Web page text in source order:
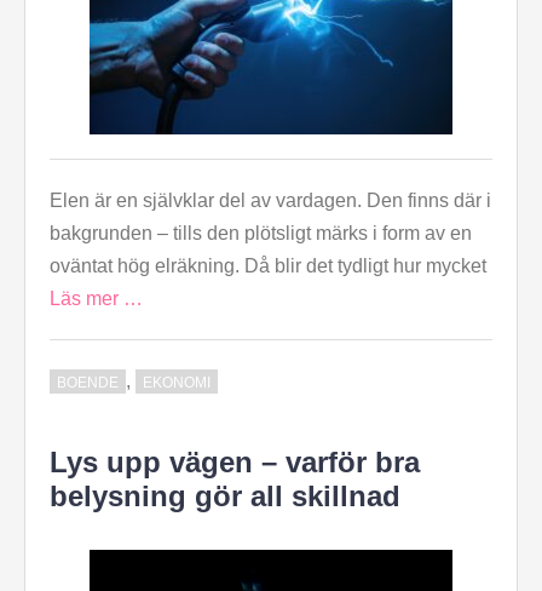
Elen är en självklar del av vardagen. Den finns där i
bakgrunden – tills den plötsligt märks i form av en
oväntat hög elräkning. Då blir det tydligt hur mycket
Läs mer …
BOENDE , EKONOMI
Lys upp vägen – varför bra
belysning gör all skillnad